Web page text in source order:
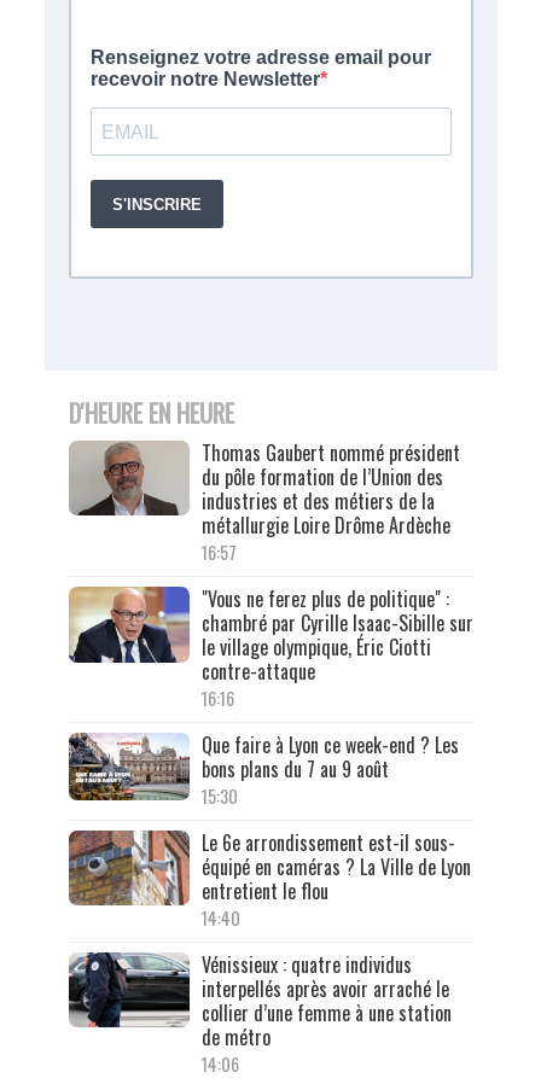
D'HEURE EN HEURE
Thomas Gaubert nommé président
du pôle formation de l’Union des
industries et des métiers de la
métallurgie Loire Drôme Ardèche
16:57
"Vous ne ferez plus de politique" :
chambré par Cyrille Isaac-Sibille sur
le village olympique, Éric Ciotti
contre-attaque
16:16
Que faire à Lyon ce week-end ? Les
bons plans du 7 au 9 août
15:30
Le 6e arrondissement est-il sous-
équipé en caméras ? La Ville de Lyon
entretient le flou
14:40
Vénissieux : quatre individus
interpellés après avoir arraché le
collier d’une femme à une station
de métro
14:06